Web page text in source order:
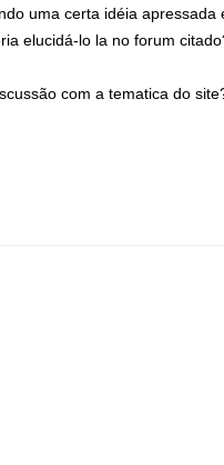
uma certa idéia apressada
elucidá-lo la no forum
com a tematica do